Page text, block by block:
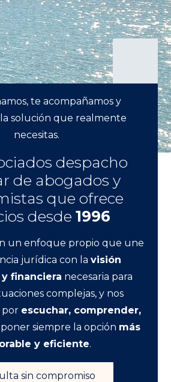
te acompañamos y
solución que realmente
necesitas.
despacho
de abogados y
que ofrece
desde 1996
un enfoque propio que une
jurídica con la visión
financiera necesaria para
complejas, y nos
por escuchar, comprender,
siempre la opción más
y eficiente.
sin compromiso